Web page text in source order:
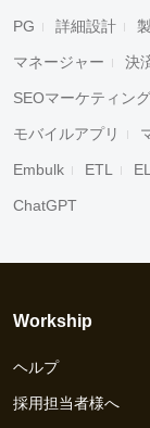
PG 詳細設計
マネージャー 決
SEOマーケティング
モバイルアプリ
Embulk ETL
ChatGPT
Workship
ヘルプ
採用担当者様へ